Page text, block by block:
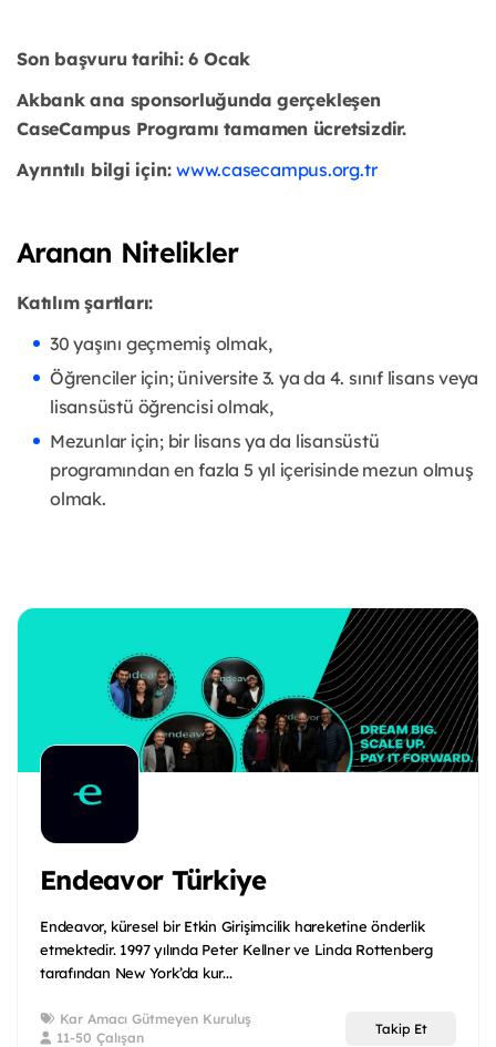
Son başvuru tarihi: 6 Ocak
Akbank ana sponsorluğunda gerçekleşen
CaseCampus Programı tamamen ücretsizdir.
Ayrıntılı bilgi için:www.casecampus.org.tr
Aranan Nitelikler
Katılım şartları:
30 yaşını geçmemiş olmak,
Öğrenciler için; üniversite 3. ya da 4. sınıf lisans veya
lisansüstü öğrencisi olmak,
Mezunlar için; bir lisans ya da lisansüstü
programından en fazla 5 yıl içerisinde mezun olmuş
olmak.
Endeavor Türkiye
Endeavor, küresel bir Etkin Girişimcilik hareketine önderlik
etmektedir. 1997 yılında Peter Kellner ve Linda Rottenberg
tarafından New York’da kur...
Kar Amacı Gütmeyen Kuruluş
11-50 Çalışan
Takip Et